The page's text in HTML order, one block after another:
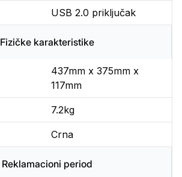
USB 2.0 priključak
Fizičke karakteristike
437mm x 375mm x
117mm
7.2kg
Crna
Reklamacioni period